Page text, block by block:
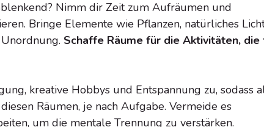
Nimm dir Zeit zum Aufräumen und
Bringe Elemente wie Pflanzen, natürliches
Schaffe Räume für die Aktivitäten, die
kreative Hobbys und Entspannung zu, sodass
Räumen, je nach Aufgabe. Vermeide es
um die mentale Trennung zu verstärken.